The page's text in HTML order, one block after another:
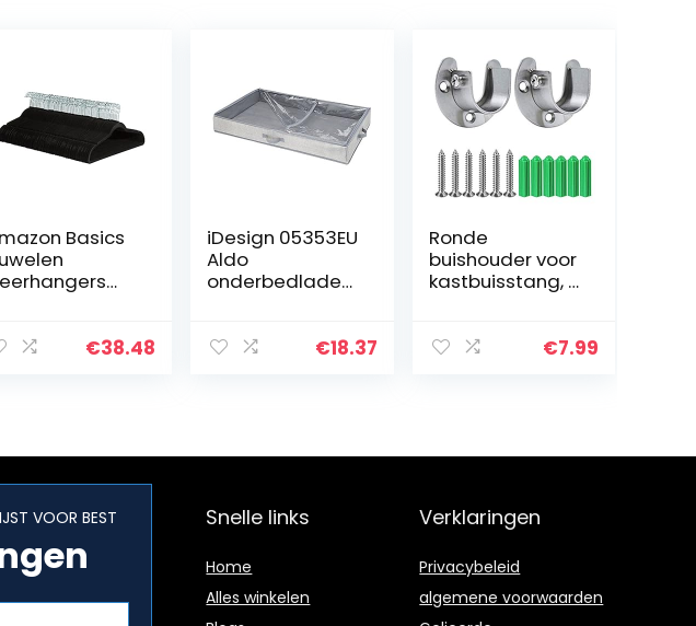
Basics
van
€38.48
iDesign 05353EU
Aldo
onderbedlade
schoenen, 91,4 x
€18.37
Ronde
buishouder voor
kastbuisstang, 2
spoorstangkop,
€7.99
VOOR BEST Snelle links
Home
Alles winkelen
Verklaringen
Privacybeleid
algemene voorwaarden